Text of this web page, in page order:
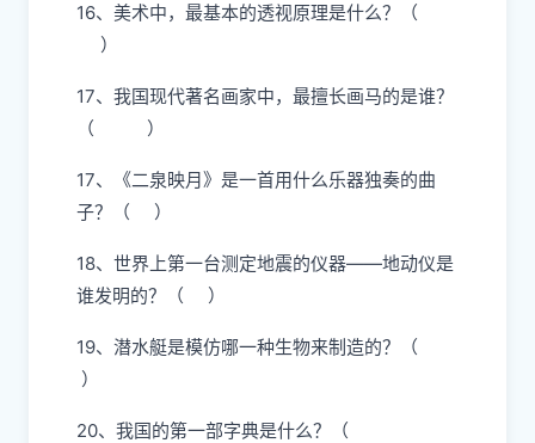
16、美术中，最基本的透视原理是什么？（
）
17、我国现代著名画家中，最擅长画马的是谁？
（ ）
17、《二泉映月》是一首用什么乐器独奏的曲
子？（ ）
18、世界上第一台测定地震的仪器——地动仪是
谁发明的？（ ）
19、潜水艇是模仿哪一种生物来制造的？（
）
20、我国的第一部字典是什么？（